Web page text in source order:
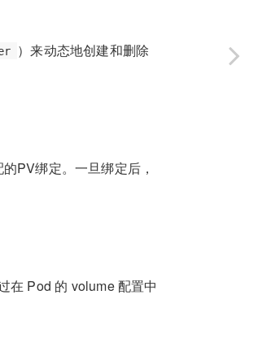
）来动态地创建和删除
PV绑定。一旦绑定后，
在 Pod 的 volume 配置中